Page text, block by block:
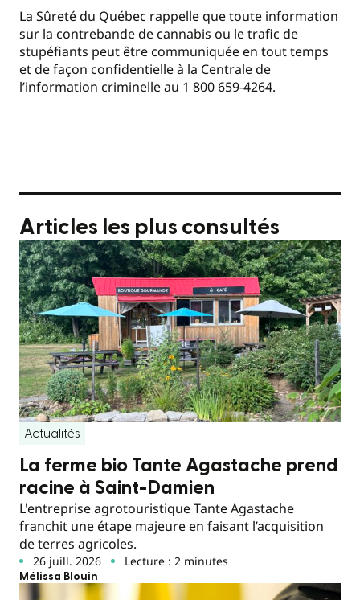
La Sûreté du Québec rappelle que toute information
sur la contrebande de cannabis ou le trafic de
stupéfiants peut être communiquée en tout temps
et de façon confidentielle à la Centrale de
l’information criminelle au 1 800 659-4264.
Articles les plus consultés
Actualités
La ferme bio Tante Agastache prend
racine à Saint-Damien
L'entreprise agrotouristique Tante Agastache
franchit une étape majeure en faisant l’acquisition
de terres agricoles.
26 juill. 2026 Lecture : 2 minutes
Mélissa Blouin